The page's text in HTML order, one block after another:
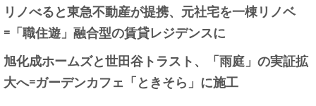
リノべると東急不動産が提携、元社宅を一棟リノベ
=「職住遊」融合型の賃貸レジデンスに
旭化成ホームズと世田谷トラスト、「雨庭」の実証拡
大へ=ガーデンカフェ「ときそら」に施工